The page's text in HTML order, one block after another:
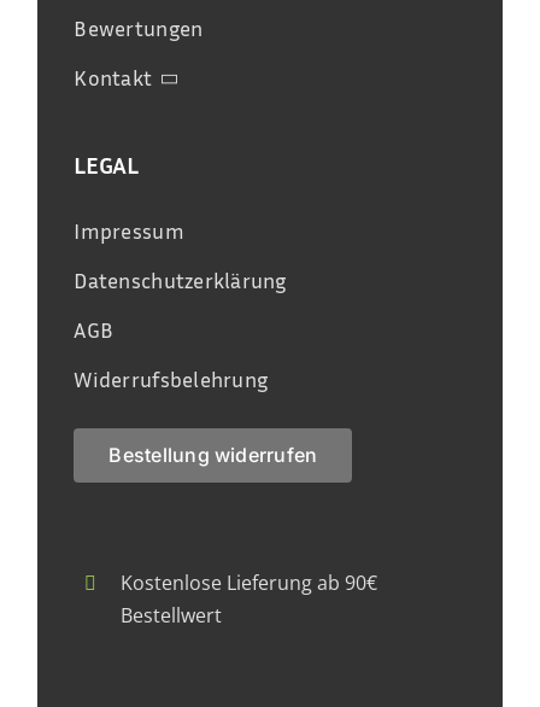
Bewertungen
Kontakt
LEGAL
Impressum
Datenschutzerklärung
AGB
Widerrufsbelehrung
Bestellung widerrufen
Kostenlose Lieferung ab 90€
Bestellwert